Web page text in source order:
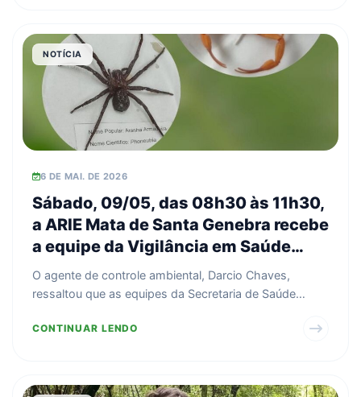
NOTÍCIA
6 DE MAI. DE 2026
Sábado, 09/05, das 08h30 às 11h30,
a ARIE Mata de Santa Genebra recebe
a equipe da Vigilância em Saúde
Norte com a ação educativa “Animais
Peçonhentos: Prevenção de
Atendimento”.
O agente de controle ambiental, Darcio Chaves,
ressaltou que as equipes da Secretaria de Saúde
CONTINUAR LENDO